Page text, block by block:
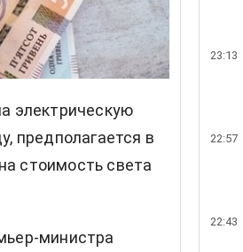
электрическую
предполагается в
стоимость света
министра
23:13
22:57
22:43